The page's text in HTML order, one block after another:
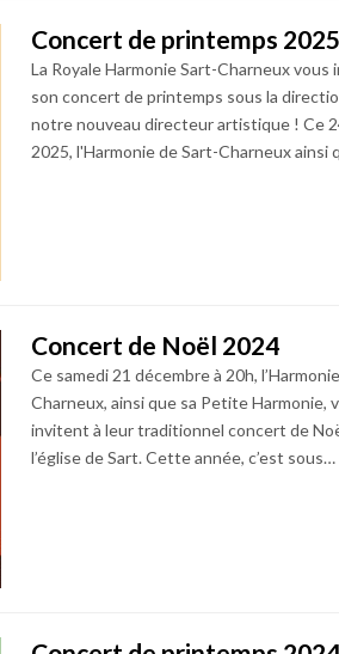
Concert de printemps 2025
La Royale Harmonie Sart-Charneux vous
son concert de printemps sous la
notre nouveau directeur artistique ! Ce
2025, l'Harmonie de Sart-Charneux ainsi
Concert de Noël 2024
Ce samedi 21 décembre à 20h,
Charneux, ainsi que sa Petite Harmonie,
invitent à leur traditionnel concert de
l’église de Sart. Cette année, c’est sous…